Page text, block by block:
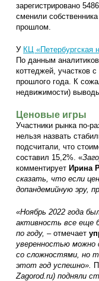
зарегистрировано
сменили
прошлом.
У КЦ «Петербургская
По данным
коттеджей, участков
прошлого года. К
недвижимости)
Ценовые игры
Участники рынка по-
нельзя назвать
подсчитали, что
составил 15,2%. «
комментирует Ирина
сказать, что если
допандемийную эру,
«Ноябрь 2022 года
активность все еще
по году, – отмечает
уверенностью можно
со сложностями, но
этот год успешно».
Zagorod.ru) подняли